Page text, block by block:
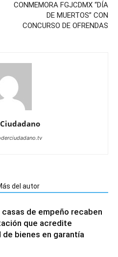
CONMEMORA FGJCDMX “DÍA
DE MUERTOS” CON
CONCURSO DE OFRENDAS
del autor
casas de empeño recaben
que acredite
de bienes en garantía